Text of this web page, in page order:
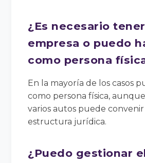
¿Es necesario
empresa o puedo
como persona
En la mayoría de los casos
como persona física, aunque
varios autos puede
estructura jurídica.
¿Puedo gestionar